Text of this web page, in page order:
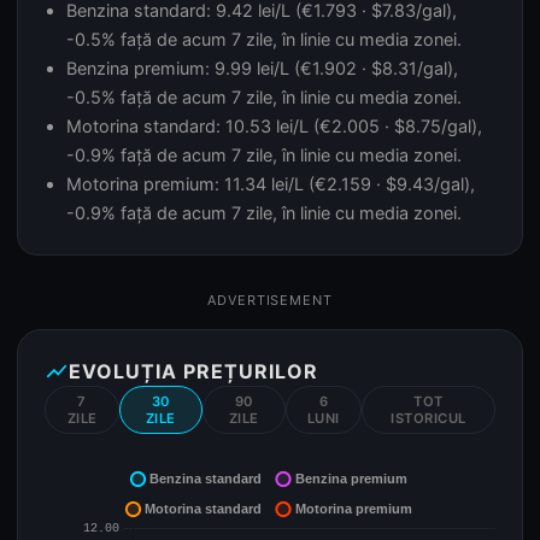
Benzina standard: 9.42 lei/L (€1.793 · $7.83/gal),
-0.5% față de acum 7 zile, în linie cu media zonei.
Benzina premium: 9.99 lei/L (€1.902 · $8.31/gal),
-0.5% față de acum 7 zile, în linie cu media zonei.
Motorina standard: 10.53 lei/L (€2.005 · $8.75/gal),
-0.9% față de acum 7 zile, în linie cu media zonei.
Motorina premium: 11.34 lei/L (€2.159 · $9.43/gal),
-0.9% față de acum 7 zile, în linie cu media zonei.
ADVERTISEMENT
show_chartEVOLUȚIA PREȚURILOR
7
ZILE
30
ZILE
90
ZILE
6
LUNI
TOT
ISTORICUL